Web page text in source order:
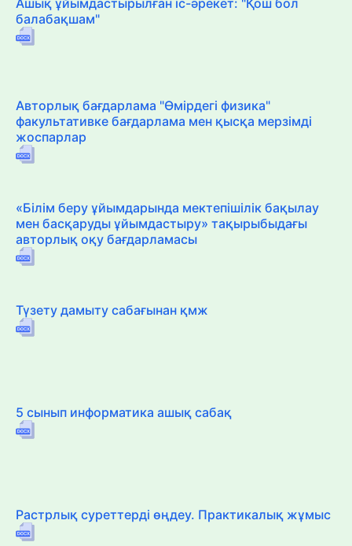
балабақшам"
Авторлық бағдарлама "Өмірдегі физика"
факультативке бағдарлама мен қысқа мерзімді
жоспарлар
«Білім беру ұйымдарында мектепішілік бақылау
мен басқаруды ұйымдастыру» тақырыбыдағы
авторлық оқу бағдарламасы
Түзету дамыту сабағынан қмж
5 сынып информатика ашық сабақ
Растрлық суреттерді өңдеу. Практикалық жұмыс